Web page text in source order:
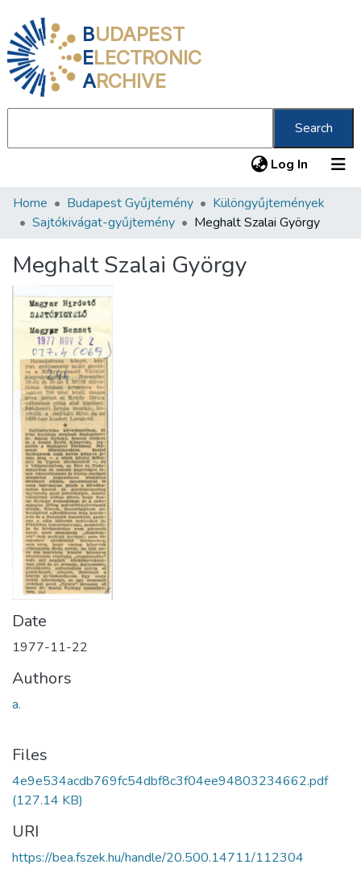
BUDAPEST
ELECTRONIC
ARCHIVE
Search
Log In (current)
Communities & Collections
Statistics
About us
Home Budapest Gyűjtemény
Különgyűjtemények
Sajtókivágat-gyűjtemény
Meghalt Szalai György
Meghalt Szalai György
Date
1977-11-22
Authors
a.
Files
4e9e534acdb769fc54dbf8c3f04ee94803234662.pdf
(127.14 KB)
URI
https://bea.fszek.hu/handle/20.500.14711/112304